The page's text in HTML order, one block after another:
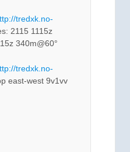
tredxk.no-
2115 1115z
340m@60°
tredxk.no-
east-west 9v1vv